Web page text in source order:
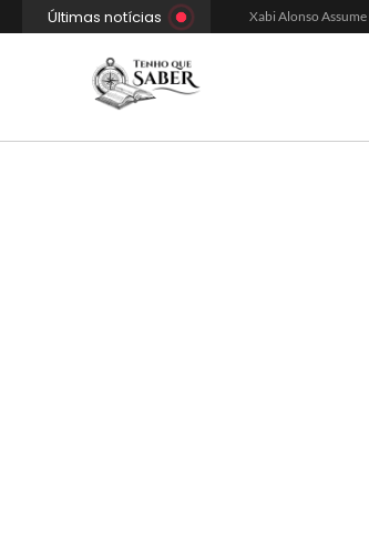
Últimas notícias